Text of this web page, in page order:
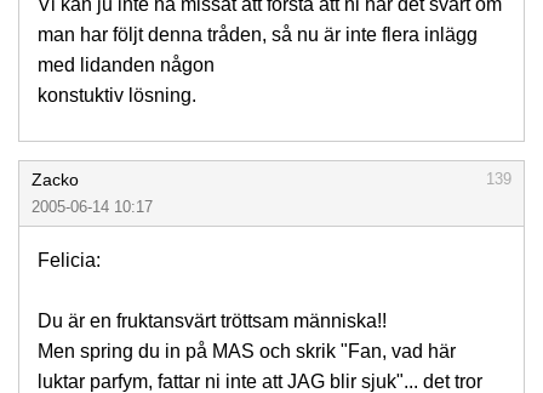
Vi kan ju inte ha missat att förstå att ni har det svårt om
man har följt denna tråden, så nu är inte flera inlägg
med lidanden någon
konstuktiv lösning.
Zacko
139
2005-06-14 10:17
Felicia:
Du är en fruktansvärt tröttsam människa!!
Men spring du in på MAS och skrik "Fan, vad här
luktar parfym, fattar ni inte att JAG blir sjuk"... det tror